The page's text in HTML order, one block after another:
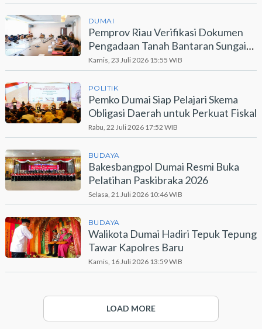
DUMAI
Pemprov Riau Verifikasi Dokumen
Pengadaan Tanah Bantaran Sungai
Dumai
Kamis, 23 Juli 2026 15:55 WIB
POLITIK
Pemko Dumai Siap Pelajari Skema
Obligasi Daerah untuk Perkuat Fiskal
Rabu, 22 Juli 2026 17:52 WIB
BUDAYA
Bakesbangpol Dumai Resmi Buka
Pelatihan Paskibraka 2026
Selasa, 21 Juli 2026 10:46 WIB
BUDAYA
Walikota Dumai Hadiri Tepuk Tepung
Tawar Kapolres Baru
Kamis, 16 Juli 2026 13:59 WIB
LOAD MORE